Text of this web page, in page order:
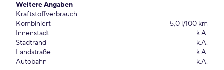
Weitere Angaben
Kraftstoffverbrauch
Kombiniert
5,0 l/100 km
Innenstadt
k.A.
Stadtrand
k.A.
Landstraße
k.A.
Autobahn
k.A.